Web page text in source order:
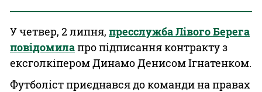
У четвер, 2 липня, пресслужба Лівого Берега
повідомилапро підписання контракту з
ексголкіпером Динамо Денисом Ігнатенком.
Футболіст приєднався до команди на правах